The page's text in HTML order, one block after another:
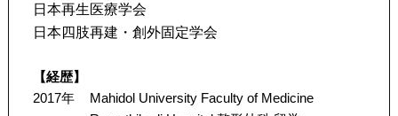
日本再生医療学会
日本四肢再建・創外固定学会
【経歴】
2017年
Mahidol University Faculty of Medicine